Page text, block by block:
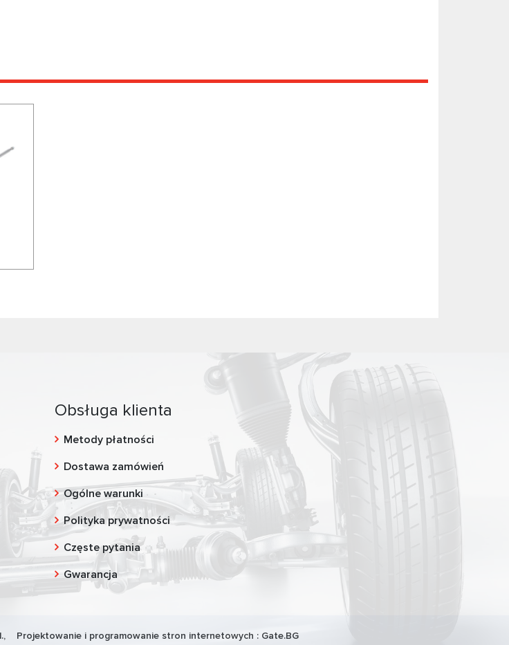
Obsługa klienta
Metody płatności
Dostawa zamówień
Ogólne warunki
Polityka prywatności
Częste pytania
Gwarancja
, Projektowanie i programowanie stron internetowych : Gate.BG